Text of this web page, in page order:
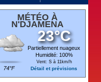
MÉTÉO À
N'DJAMENA
74°F
23°C
Partiellement nuageux
Humidité: 100%
Vent: S à 11km/h
Détail et prévisions